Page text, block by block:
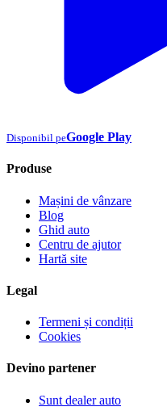
Disponibil peGoogle Play
Produse
Mașini de vânzare
Blog
Ghid auto
Centru de ajutor
Hartă site
Legal
Termeni și condiții
Cookies
Devino partener
Sunt dealer auto